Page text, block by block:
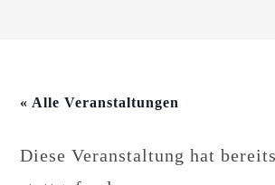
« Alle Veranstaltungen
Diese Veranstaltung hat bereits